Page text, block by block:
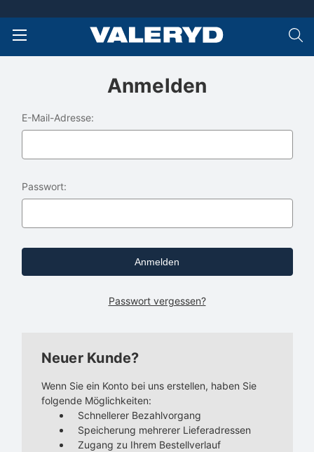
Anmelden
E-Mail-Adresse:
Passwort:
Passwort vergessen?
Neuer Kunde?
Wenn Sie ein Konto bei uns erstellen, haben Sie
folgende Möglichkeiten:
Schnellerer Bezahlvorgang
Speicherung mehrerer Lieferadressen
Zugang zu Ihrem Bestellverlauf